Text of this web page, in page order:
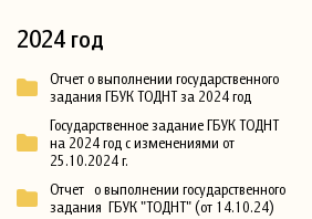
2024 год
Отчет о выполнении государственного
задания ГБУК ТОДНТ за 2024 год
Государственное задание ГБУК ТОДНТ
на 2024 год с изменениями от
25.10.2024 г.
Отчет о выполнении государственного
задания ГБУК "ТОДНТ" (от 14.10.24)